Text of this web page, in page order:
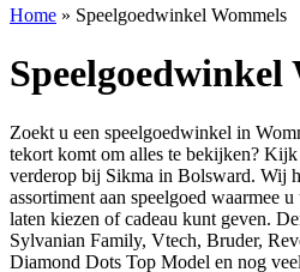
Home » Speelgoedwinkel Wommels
Speelgoedwinkel
Zoekt u een speelgoedwinkel in
tekort komt om alles te bekijken? Kijk
verderop bij Sikma in Bolsward. Wij
assortiment aan speelgoed waarmee
laten kiezen of cadeau kunt geven.
Sylvanian Family, Vtech, Bruder,
Diamond Dots Top Model en nog